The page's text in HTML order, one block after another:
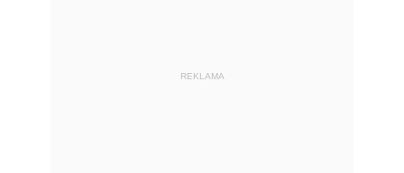
REKLAMA